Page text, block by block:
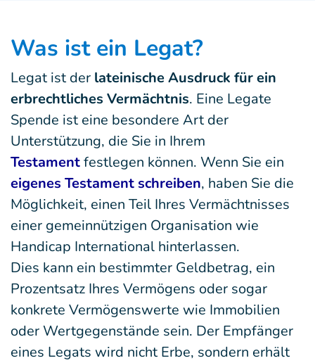
Was ist ein Legat?
Legat ist der lateinische Ausdruck für ein
erbrechtliches Vermächtnis. Eine Legate
Spende ist eine besondere Art der
Unterstützung, die Sie in Ihrem
Testamentfestlegen können. Wenn Sie ein
eigenes Testament schreiben, haben Sie die
Möglichkeit, einen Teil Ihres Vermächtnisses
einer gemeinnützigen Organisation wie
Handicap International hinterlassen.
Dies kann ein bestimmter Geldbetrag, ein
Prozentsatz Ihres Vermögens oder sogar
konkrete Vermögenswerte wie Immobilien
oder Wertgegenstände sein. Der Empfänger
eines Legats wird nicht Erbe, sondern erhält